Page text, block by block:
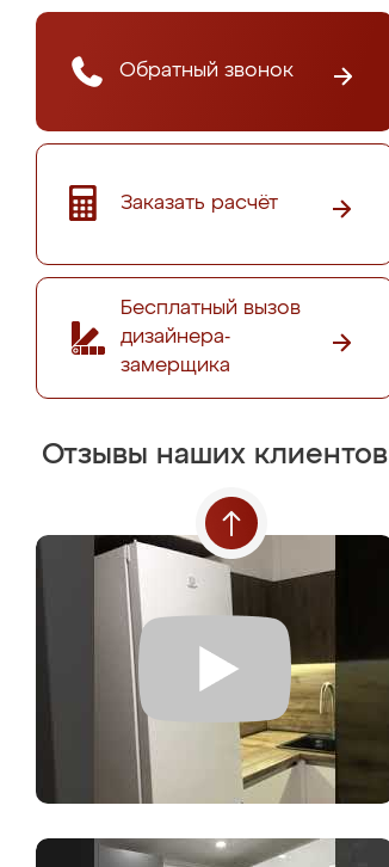
Обратный звонок
Заказать расчёт
Бесплатный вызов
дизайнера-
замерщика
Отзывы наших клиентов